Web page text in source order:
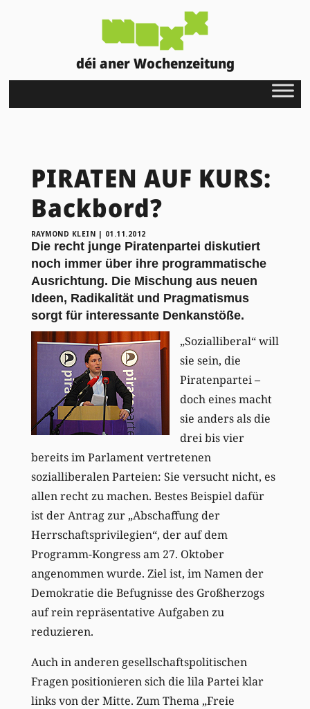
déi aner Wochenzeitung
PIRATEN AUF KURS:
Backbord?
RAYMOND KLEIN | 01.11.2012
Die recht junge Piratenpartei diskutiert
noch immer über ihre programmatische
Ausrichtung. Die Mischung aus neuen
Ideen, Radikalität und Pragmatismus
sorgt für interessante Denkanstöße.
„Sozialliberal“ will
sie sein, die
Piratenpartei –
doch eines macht
sie anders als die
drei bis vier
bereits im Parlament vertretenen
sozialliberalen Parteien: Sie versucht nicht, es
allen recht zu machen. Bestes Beispiel dafür
ist der Antrag zur „Abschaffung der
Herrschaftsprivilegien“, der auf dem
Programm-Kongress am 27. Oktober
angenommen wurde. Ziel ist, im Namen der
Demokratie die Befugnisse des Großherzogs
auf rein repräsentative Aufgaben zu
reduzieren.
Auch in anderen gesellschaftspolitischen
Fragen positionieren sich die lila Partei klar
links von der Mitte. Zum Thema „Freie